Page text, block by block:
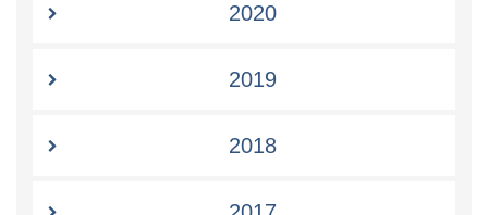
2020
2019
2018